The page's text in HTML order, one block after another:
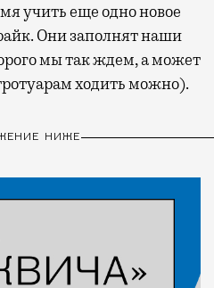
Они заполнят наши
мы так ждем, а может
ходить можно).
НИЖЕ